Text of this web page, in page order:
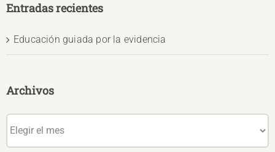
Entradas recientes
Educación guiada por la evidencia
Archivos